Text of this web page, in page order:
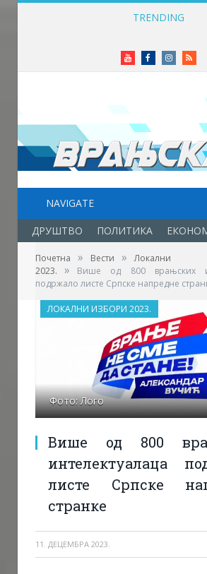
TRENDING
YoutubeFacebookInstagram
RSS
NAVIGATE
ДРУШТВО ПОЛИТИКА
Почетна » Вести »
2023.
»
Више од 800 врањских
подржало листе Српске напредне
Фото: Лого
Више од 800
интелектуалаца
листе Српске
странке
11. ДЕЦЕМБРА 2023.
ЛОКАЛНИ ИЗБОРИ 2023.